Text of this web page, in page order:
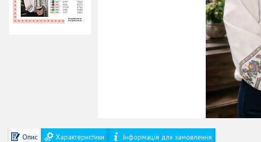
Опис Характеристики Інформація для замовлення